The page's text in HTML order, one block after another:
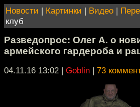
Новости | Картинки | Видео |
клуб
Разведопрос: Олег А. о
армейского гардероба и
04.11.16 13:02 | Goblin | 73